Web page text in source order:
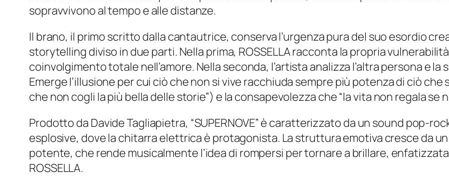
sopravvivono al tempo e alle distanze.
Il brano, il primo scritto dalla cantautrice, conserva l’urgenza pura del suo esordio
storytelling diviso in due parti. Nella prima, ROSSELLA racconta la propria
coinvolgimento totale nell’amore. Nella seconda, l’artista analizza l’altra persona e
Emerge l’illusione per cui ciò che non si vive racchiuda sempre più potenza di ciò
che non cogli la più bella delle storie”) e la consapevolezza che“la vita non regala se
Prodotto da Davide Tagliapietra, “SUPERNOVE” è caratterizzato da un sound pop-
esplosive, dove la chitarra elettrica è protagonista. La struttura emotiva cresce da
potente, che rende musicalmente l’idea di rompersi per tornare a brillare,
ROSSELLA.